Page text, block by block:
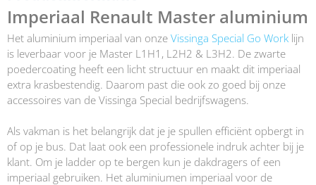
Imperiaal Renault Master aluminium
Het aluminium imperiaal van onze Vissinga Special Go Work lijn
is leverbaar voor je Master L1H1, L2H2 & L3H2. De zwarte
poedercoating heeft een licht structuur en maakt dit imperiaal
extra krasbestendig. Daarom past die ook zo goed bij onze
accessoires van de Vissinga Special bedrijfswagens.
Als vakman is het belangrijk dat je je spullen efficiënt opbergt in
of op je bus. Dat laat ook een professionele indruk achter bij je
klant. Om je ladder op te bergen kun je dakdragers of een
imperiaal gebruiken. Het aluminiumen imperiaal voor de